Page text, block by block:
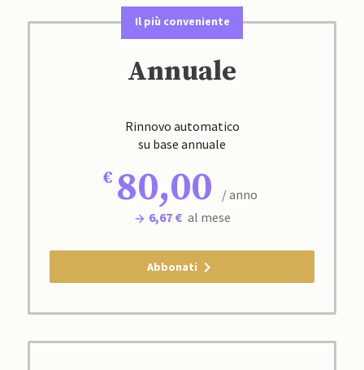
Il più conveniente
Annuale
Rinnovo automatico
su base annuale
80,00
/ anno
6,67 € al mese
Abbonati